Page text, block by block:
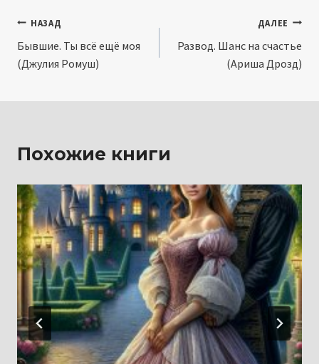
Навигация
по
НАЗАД
Бывшие. Ты всё ещё моя
(Джулия Ромуш)
ДАЛЕЕ
Развод. Шанс на счастье
(Ариша Дрозд)
Похожие книги